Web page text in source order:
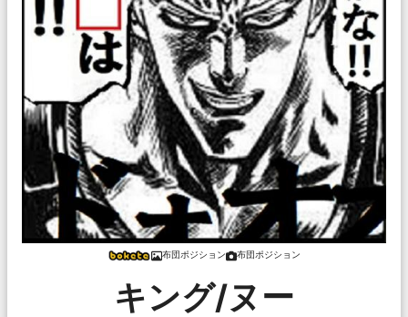
布団ポジション 布団ポジション
キング/ヌー